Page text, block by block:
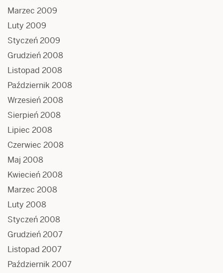
Marzec 2009
Luty 2009
Styczeń 2009
Grudzień 2008
Listopad 2008
Październik 2008
Wrzesień 2008
Sierpień 2008
Lipiec 2008
Czerwiec 2008
Maj 2008
Kwiecień 2008
Marzec 2008
Luty 2008
Styczeń 2008
Grudzień 2007
Listopad 2007
Październik 2007